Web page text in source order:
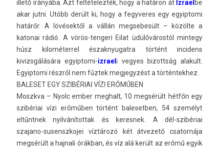
illető irányába. Azt fel­tételez­ték, hogy a határon át Iz­rael be
akar jutni. Utóbb derült ki, hogy a fegyveres egy egyip­tomi
határőr. A lövésektől a vállán meg­sebesült – közölte a
katonai rádió. A vörös-tengeri Eilat üdülővárostól min­tegy
húsz kilométer­rel észak­nyugat­ra történt in­cidens
kivizsgálására egyiptomi-iz­rael i vegyes bi­zottság al­akult.
Egyip­tomi részről nem fűztek meg­jegyzést a tör­téntek­hez.
BALESET EGY SZIBÉRIAI VÍZI ERŐMŰBEN
Moszkva – Nyolc ember meg­halt, 10 megsérült hétfőn egy
szibériai vízi erőműben történt balesetb­en, 54 személyt
eltűntnek nyil­vánítot­tak és keres­nek. A dél-szibériai
szajano-susenszkojei víztározó két átvezető csator­nája
megsérült a haj­nali órákban, és víz alá került az erőmű egyik